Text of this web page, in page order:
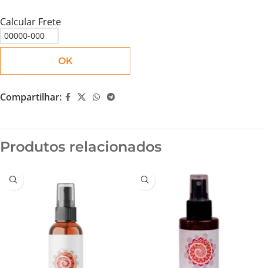
Calcular Frete
OK
Compartilhar:
Produtos relacionados